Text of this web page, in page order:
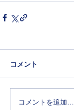
コメント
コメントを追加…